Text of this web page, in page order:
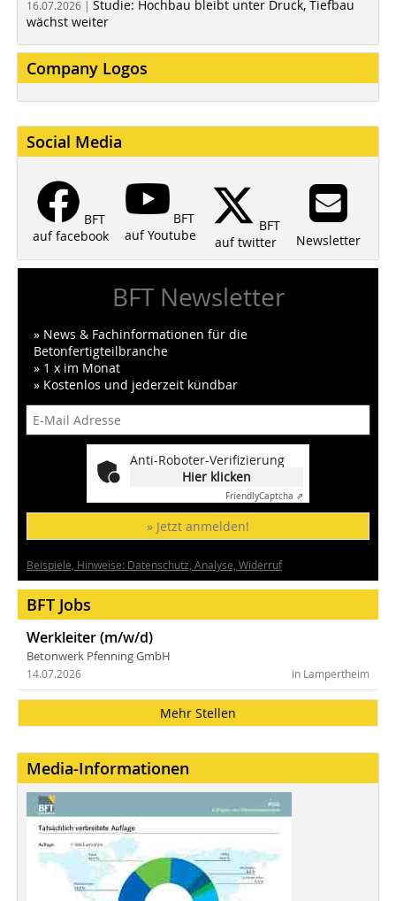
16.07.2026 | Studie: Hochbau bleibt unter Druck, Tiefbau
wächst weiter
Company Logos
Social Media
BFT
auf facebook
BFT
auf Youtube
BFT
auf twitter
Newsletter
BFT Newsletter
» News & Fachinformationen für die
Betonfertigteilbranche
» 1 x im Monat
» Kostenlos und jederzeit kündbar
Anti-Roboter-Verifizierung
Hier klicken
FriendlyCaptcha ⇗
» Jetzt anmelden!
Beispiele, Hinweise: Datenschutz, Analyse, Widerruf
BFT Jobs
Werkleiter (m/w/d)
Betonwerk Pfenning GmbH
in Lampertheim
14.07.2026
Mehr Stellen
Media-Informationen